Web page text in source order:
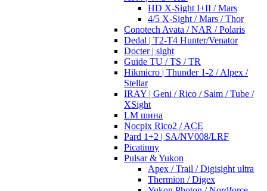
HD X-Sight I+II / Mars
4/5 X-Sight / Mars / Thor
Conotech Avata / NAR / Polaris
Dedal | T2-T4 Hunter/Venator
Docter | sight
Guide TU / TS / TR
Hikmicro | Thunder 1-2 / Alpex /
Stellar
IRAY | Geni / Rico / Saim / Tube /
XSight
LM шина
Nocpix Rico2 / ACE
Pard 1+2 | SA/NV008/LRF
Picatinny
Pulsar & Yukon
Apex / Trail / Digisight ultra
Thermion / Digex